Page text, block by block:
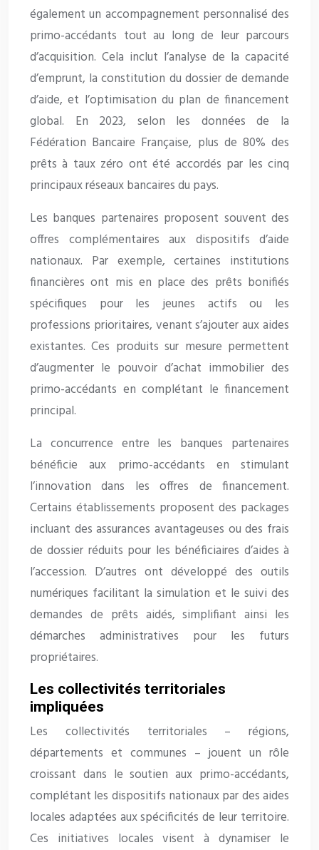
également un accompagnement personnalisé des
primo-accédants tout au long de leur parcours
d’acquisition. Cela inclut l’analyse de la capacité
d’emprunt, la constitution du dossier de demande
d’aide, et l’optimisation du plan de financement
global. En 2023, selon les données de la
Fédération Bancaire Française, plus de 80% des
prêts à taux zéro ont été accordés par les cinq
principaux réseaux bancaires du pays.
Les banques partenaires proposent souvent des
offres complémentaires aux dispositifs d’aide
nationaux. Par exemple, certaines institutions
financières ont mis en place des prêts bonifiés
spécifiques pour les jeunes actifs ou les
professions prioritaires, venant s’ajouter aux aides
existantes. Ces produits sur mesure permettent
d’augmenter le pouvoir d’achat immobilier des
primo-accédants en complétant le financement
principal.
La concurrence entre les banques partenaires
bénéficie aux primo-accédants en stimulant
l’innovation dans les offres de financement.
Certains établissements proposent des packages
incluant des assurances avantageuses ou des frais
de dossier réduits pour les bénéficiaires d’aides à
l’accession. D’autres ont développé des outils
numériques facilitant la simulation et le suivi des
demandes de prêts aidés, simplifiant ainsi les
démarches administratives pour les futurs
propriétaires.
Les collectivités territoriales
impliquées
Les collectivités territoriales – régions,
départements et communes – jouent un rôle
croissant dans le soutien aux primo-accédants,
complétant les dispositifs nationaux par des aides
locales adaptées aux spécificités de leur territoire.
Ces initiatives locales visent à dynamiser le